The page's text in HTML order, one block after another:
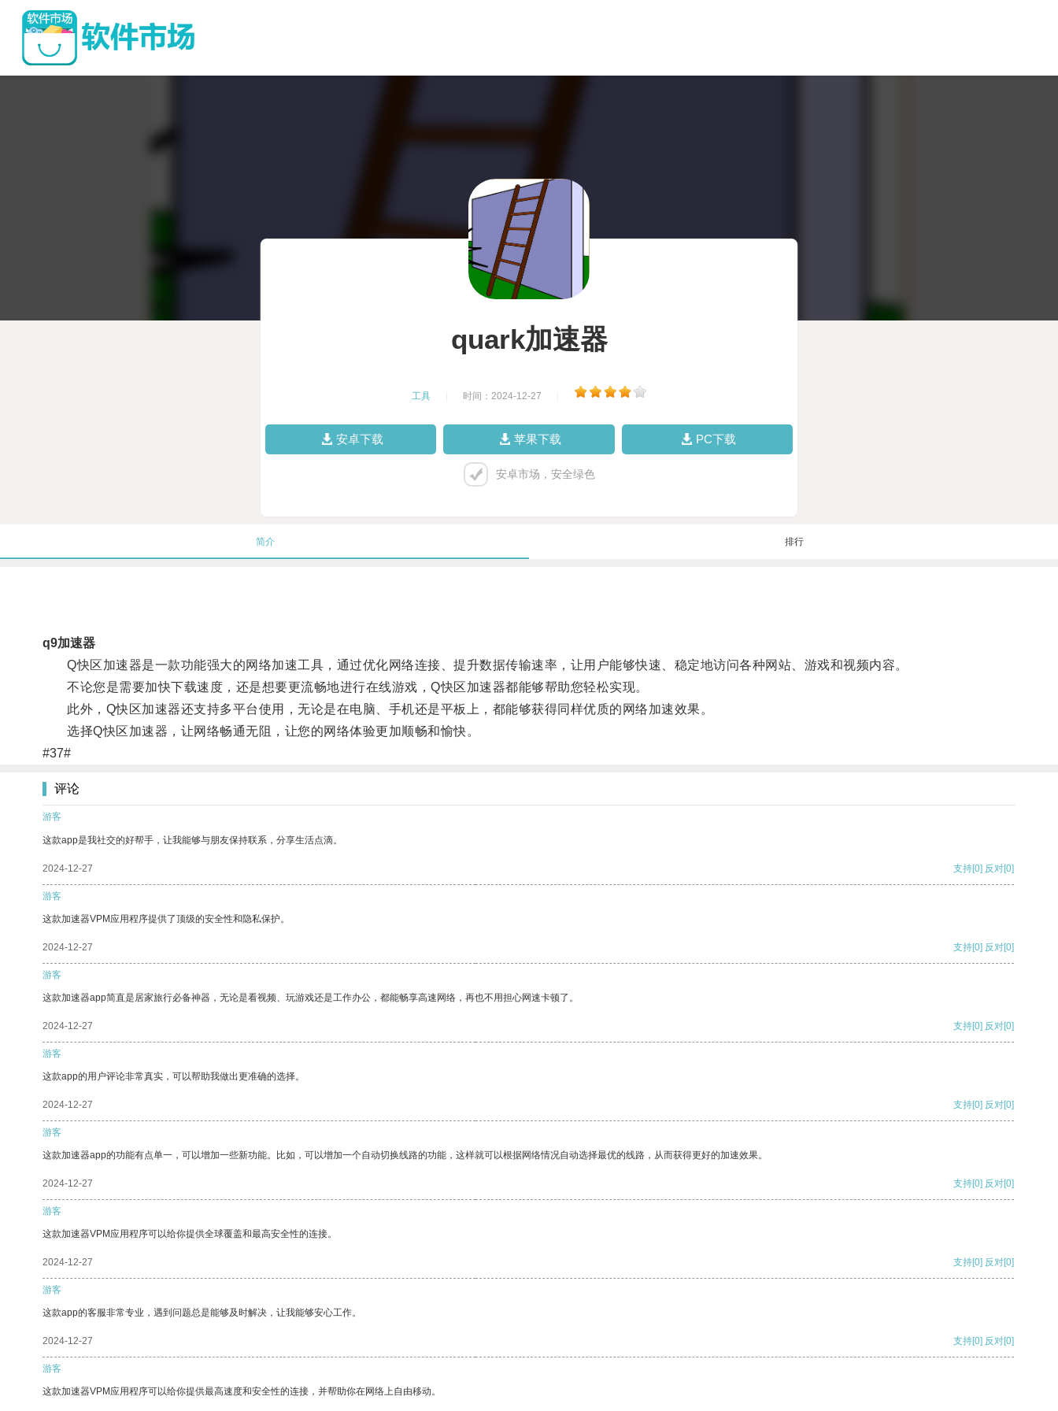
quark加速器
工具 时间：2024-12-27
安卓下载 苹果下载 PC下载
安卓市场，安全绿色
简介 排行
q9加速器
Q快区加速器是一款功能强大的网络加速工具，通过优化网络连接、提升数据传输速率，让用户能够快速、稳定地访问各种网站、游戏和视频内容。
不论您是需要加快下载速度，还是想要更流畅地进行在线游戏，Q快区加速器都能够帮助您轻松实现。
此外，Q快区加速器还支持多平台使用，无论是在电脑、手机还是平板上，都能够获得同样优质的网络加速效果。
选择Q快区加速器，让网络畅通无阻，让您的网络体验更加顺畅和愉快。
#37#
评论
游客
这款app是我社交的好帮手，让我能够与朋友保持联系，分享生活点滴。
2024-12-27 支持[0] 反对[0]
游客
这款加速器VPM应用程序提供了顶级的安全性和隐私保护。
2024-12-27 支持[0] 反对[0]
游客
这款加速器app简直是居家旅行必备神器，无论是看视频、玩游戏还是工作办公，都能畅享高速网络，再也不用担心网速卡顿了。
2024-12-27 支持[0] 反对[0]
游客
这款app的用户评论非常真实，可以帮助我做出更准确的选择。
2024-12-27 支持[0] 反对[0]
游客
这款加速器app的功能有点单一，可以增加一些新功能。比如，可以增加一个自动切换线路的功能，这样就可以根据网络情况自动选择最优的线路，从而获得更好的加速效果。
2024-12-27 支持[0] 反对[0]
游客
这款加速器VPM应用程序可以给你提供全球覆盖和最高安全性的连接。
2024-12-27 支持[0] 反对[0]
游客
这款app的客服非常专业，遇到问题总是能够及时解决，让我能够安心工作。
2024-12-27 支持[0] 反对[0]
游客
这款加速器VPM应用程序可以给你提供最高速度和安全性的连接，并帮助你在网络上自由移动。